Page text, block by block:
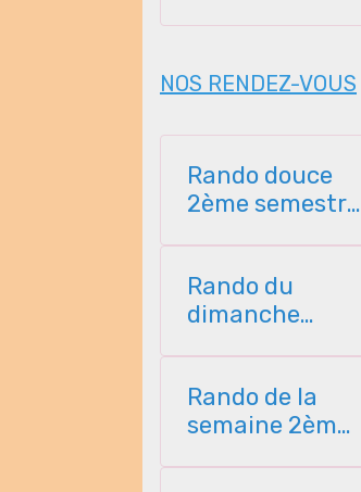
NOS RENDEZ-VOUS
Rando douce
2ème semestre
Rando du
dimanche
Rando de la
semaine 2ème